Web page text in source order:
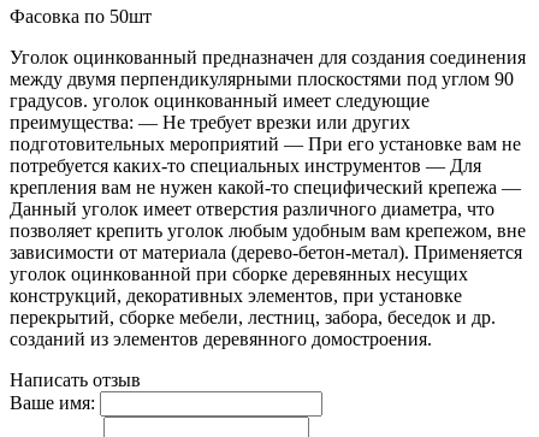
Фасовка по 50шт
Уголок оцинкованный предназначен для создания соединения
между двумя перпендикулярными плоскостями под углом 90
градусов. уголок оцинкованный имеет следующие
преимущества: — Не требует врезки или других
подготовительных мероприятий — При его установке вам не
потребуется каких-то специальных инструментов — Для
крепления вам не нужен какой-то специфический крепежа —
Данный уголок имеет отверстия различного диаметра, что
позволяет крепить уголок любым удобным вам крепежом, вне
зависимости от материала (дерево-бетон-метал). Применяется
уголок оцинкованной при сборке деревянных несущих
конструкций, декоративных элементов, при установке
перекрытий, сборке мебели, лестниц, забора, беседок и др.
созданий из элементов деревянного домостроения.
Написать отзыв
Ваше имя: